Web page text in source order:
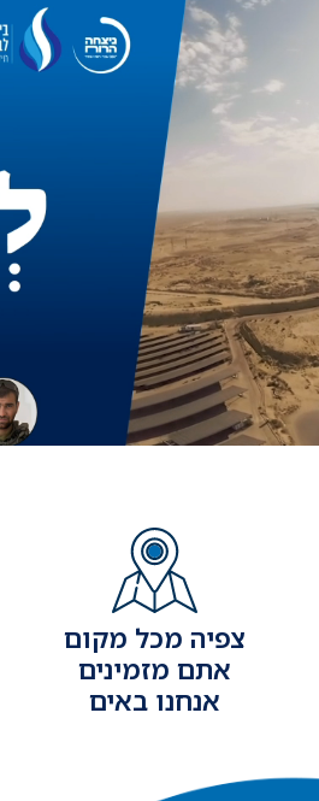
צפיה מכל מקום
אתם מזמינים
אנחנו באים